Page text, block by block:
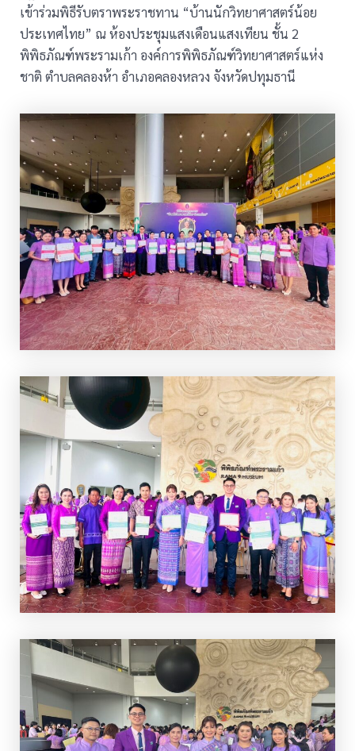
เข้าร่วมพิธีรับตราพระราชทาน “บ้านนักวิทยาศาสตร์น้อย
ประเทศไทย” ณ ห้องประชุมแสงเดือนแสงเทียน ชั้น 2
พิพิธภัณฑ์พระรามเก้า องค์การพิพิธภัณฑ์วิทยาศาสตร์แห่ง
ชาติ ตำบลคลองห้า อำเภอคลองหลวง จังหวัดปทุมธานี